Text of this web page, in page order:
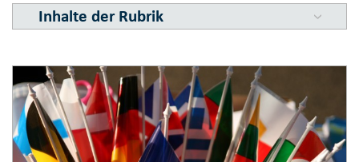
Inhalte der Rubrik